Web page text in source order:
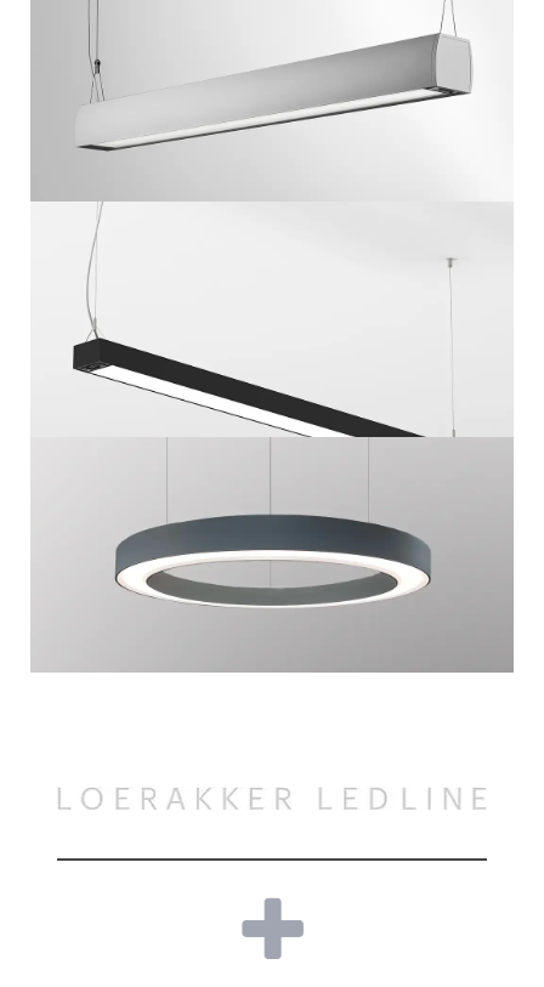
PENDELARMATUUR COMBI
LIJNARMATUUR DIRECT INDIRECT